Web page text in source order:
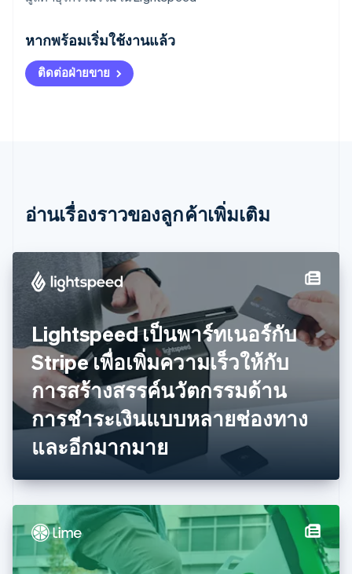
หากพร้อมเริ่มใช้งานแล้ว
ติดต่อฝ่ายขาย
อ่านเรื่องราวของลูกค้าเพิ่มเติม
Lightspeed เป็นพาร์ทเนอร์กับ
Stripe เพื่อเพิ่มความเร็วให้กับ
การสร้างสรรค์นวัตกรรมด้าน
การชำระเงินแบบหลายช่องทาง
และอีกมากมาย
เขตบริหารพิเศษฮ่องกง ประเทศจีน
English简体中文
แคนาดา
EnglishFrançais
ญี่ปุ่น
日本語English
ไทยEnglish
นอร์เวย์
นิวซีแลนด์
English
เนเธอร์แลนด์
Nederlands English
บราซิล
Português English
บัลแกเรีย
English
เบลเยียม
โปรตุเกส
PortuguêsEnglish
โปแลนด์
English
ฝรั่งเศส
FrançaisEnglish